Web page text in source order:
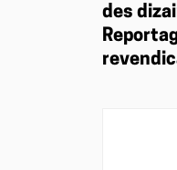
des